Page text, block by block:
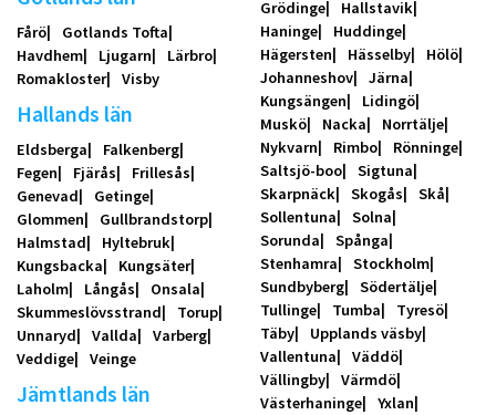
Fårö
Gotlands Tofta
Havdhem
Ljugarn
Lärbro
Romakloster
Visby
Hallands län
Eldsberga
Falkenberg
Fegen
Fjärås
Frillesås
Genevad
Getinge
Glommen
Gullbrandstorp
Halmstad
Hyltebruk
Kungsbacka
Kungsäter
Laholm
Långås
Onsala
Skummeslövsstrand
Torup
Unnaryd
Vallda
Varberg
Veddige
Veinge
Jämtlands län
Grödinge
Hallstavik
Haninge
Huddinge
Hägersten
Hässelby
Hölö
Johanneshov
Järna
Kungsängen
Lidingö
Muskö
Nacka
Norrtälje
Nykvarn
Rimbo
Rönninge
Saltsjö-boo
Sigtuna
Skarpnäck
Skogås
Skå
Sollentuna
Solna
Sorunda
Spånga
Stenhamra
Stockholm
Sundbyberg
Södertälje
Tullinge
Tumba
Tyresö
Täby
Upplands väsby
Vallentuna
Väddö
Vällingby
Värmdö
Västerhaninge
Yxlan